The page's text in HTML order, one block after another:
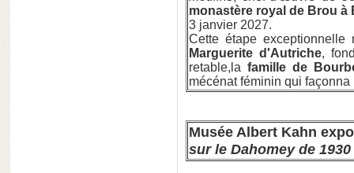
monastère royal de Brou
3 janvier 2027.
Cette étape
Marguerite d'Autriche,
retable,la famille de
mécénat féminin qui
Musée Albert Kahn
sur le Dahomey de 1930